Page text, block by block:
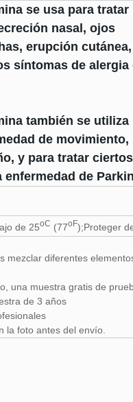
se usa para tratar
nasal, ojos
erupción cutánea,
síntomas de alergia
también se utiliza
de movimiento,
y para tratar ciertos
enfermedad de
de 25oC (77oF);Proteger
mezclar diferentes
una muestra gratis de
de 3 años
la foto antes del envío.